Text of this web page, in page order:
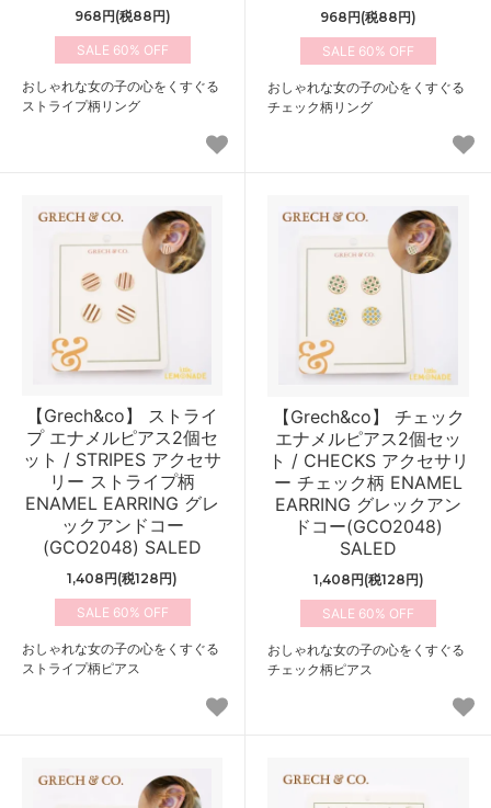
968円(税88円)
60%
おしゃれな女の子の心をくすぐる
ストライプ柄リング
968円(税88円)
60%
おしゃれな女の子の心をくすぐる
チェック柄リング
【Grech&co】 ストライ
プ エナメルピアス2個セ
ット / STRIPES アクセサ
リー ストライプ柄
ENAMEL EARRING グレ
ックアンドコー
(GCO2048) SALED
1,408円(税128円)
60%
おしゃれな女の子の心をくすぐる
ストライプ柄ピアス
【Grech&co】 チェック
エナメルピアス2個セッ
ト / CHECKS アクセサリ
ー チェック柄 ENAMEL
EARRING グレックアン
ドコー(GCO2048)
SALED
1,408円(税128円)
60%
おしゃれな女の子の心をくすぐる
チェック柄ピアス